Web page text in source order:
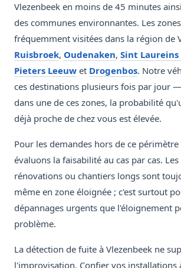
Vlezenbeek en moins de 45 minutes
des communes environnantes. Les
fréquemment visitées dans la région de
Ruisbroek, Oudenaken, Sint Laureins
Pieters Leeuw et Drogenbos. Notre
ces destinations plusieurs fois par jour
dans une de ces zones, la probabilité
déjà proche de chez vous est élevée.
Pour les demandes hors de ce
évaluons la faisabilité au cas par cas.
rénovations ou chantiers longs sont
même en zone éloignée ; c'est surtout
dépannages urgents que l'éloignement
problème.
La détection de fuite à Vlezenbeek ne
l'improvisation. Confier vos installations